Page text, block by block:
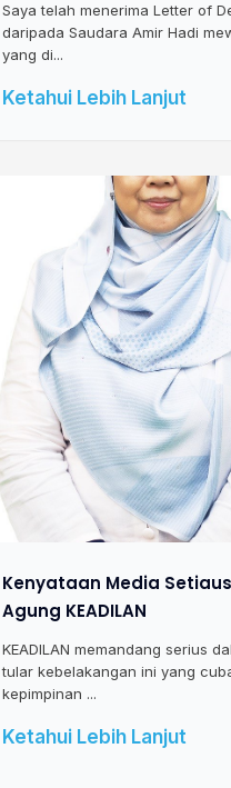
Saya telah menerima Letter of
daripada Saudara Amir Hadi
yang di...
Ketahui Lebih Lanjut
Kenyataan Media
Agung KEADILAN
KEADILAN memandang serius
tular kebelakangan ini yang
kepimpinan ...
Ketahui Lebih Lanjut